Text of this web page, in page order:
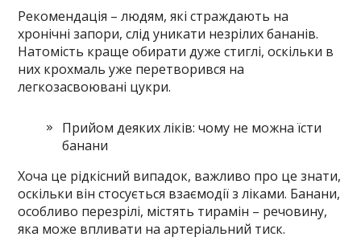
Рекомендація – людям, які страждають на
хронічні запори, слід уникати незрілих бананів.
Натомість краще обирати дуже стиглі, оскільки в
них крохмаль уже перетворився на
легкозасвоювані цукри.
Прийом деяких ліків: чому не можна їсти
банани
Хоча це рідкісний випадок, важливо про це знати,
оскільки він стосується взаємодії з ліками. Банани,
особливо перезрілі, містять тирамін – речовину,
яка може впливати на артеріальний тиск.